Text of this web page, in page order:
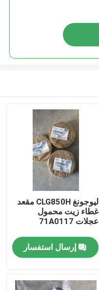
ليوجونغ CLG850H مقعد
غطاء زيت محمول
عجلات 71A0117
إرسال استفسار